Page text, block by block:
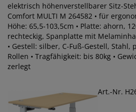
elektrisch höhenverstellbarer Sitz-
Comfort MULTI M 264582 • für
Höhe: 65,5-103,5cm • Platte: ahorn,
rechteckig, Spanplatte mit
• Gestell: silber, C-Fuß-Gestell, Stahl,
Rollen • Tragfähigkeit: bis 80kg •
zerlegt
Art.-Nr.